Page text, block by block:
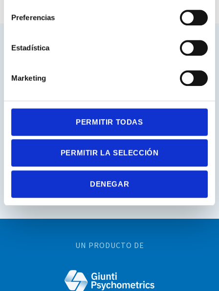
Preferencias
Estadística
Marketing
PERMITIR TODAS
PERMITIR LA SELECCIÓN
DENEGAR
UN PRODUCTO DE